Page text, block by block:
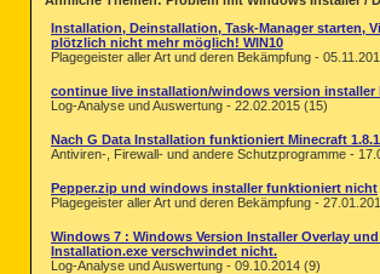
Installation, Deinstallation, Task-Manager starten,
plötzlich nicht mehr möglich! WIN10
Plagegeister aller Art und deren Bekämpfung -
continue live installation/windows version installer
Log-Analyse und Auswertung - 22.02.2015 (15)
Nach G Data Installation funktioniert Minecraft
Antiviren-, Firewall- und andere Schutzprogramme -
Pepper.zip und windows installer funktioniert nicht
Plagegeister aller Art und deren Bekämpfung -
Windows 7 : Windows Version Installer Overlay
Installation.exe verschwindet nicht.
Log-Analyse und Auswertung - 09.10.2014 (9)